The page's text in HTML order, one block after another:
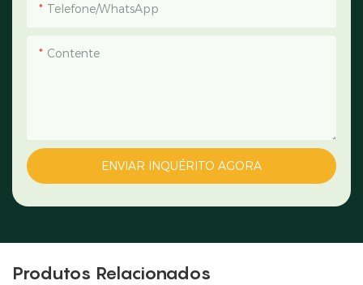
Telefone/WhatsApp
Contente
ENVIAR INQUÉRITO AGORA
Produtos Relacionados